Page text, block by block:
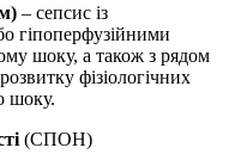
– сепсис із
гіпоперфузійними
шоку, а також з рядом
фізіологічних
шоку.
(СПОН)